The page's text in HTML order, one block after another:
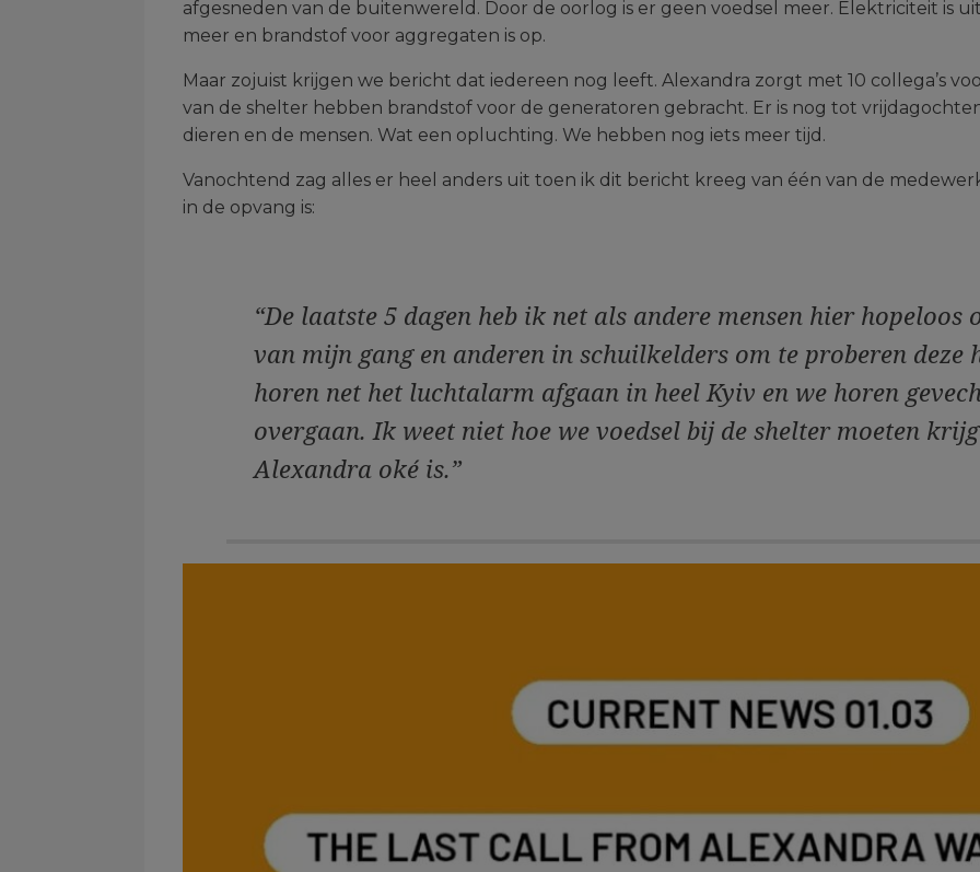
afgesneden van de buitenwereld. Door de oorlog is er geen voedsel meer. Elektriciteit is
meer en brandstof voor aggregaten is op.
Maar zojuist krijgen we bericht dat iedereen nog leeft. Alexandra zorgt met 10 collega’s
van de shelter hebben brandstof voor de generatoren gebracht. Er is nog tot
dieren en de mensen. Wat een opluchting. We hebben nog iets meer tijd.
Vanochtend zag alles er heel anders uit toen ik dit bericht kreeg van één van de
in de opvang is:
“De laatste 5 dagen heb ik net als andere mensen hier hopeloos
van mijn gang en anderen in schuilkelders om te proberen deze
horen net het luchtalarm afgaan in heel Kyiv en we horen
overgaan. Ik weet niet hoe we voedsel bij de shelter moeten
Alexandra oké is.”